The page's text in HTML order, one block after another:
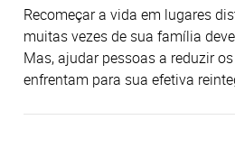
Recomeçar a vida em lugares
muitas vezes de sua família
Mas, ajudar pessoas a reduzir
enfrentam para sua efetiva